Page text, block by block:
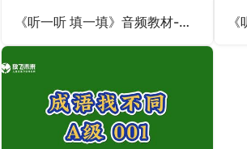
《听一听 填一填》音频教材-听觉专注力注意力不集中